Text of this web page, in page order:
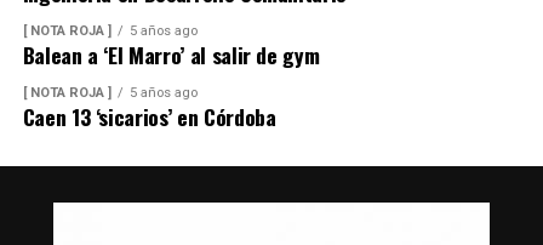
[ NOTA ROJA ] 5 años ago
Balean a ‘El Marro’ al salir de gym
[ NOTA ROJA ] 5 años ago
Caen 13 ‘sicarios’ en Córdoba